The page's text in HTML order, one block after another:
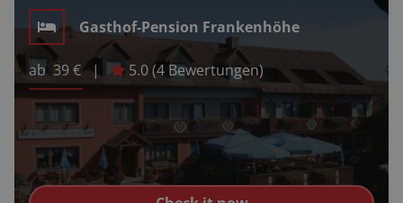
Gasthof-Pension Frankenhöhe
ab 39€ | 5.0(4 Bewertungen)